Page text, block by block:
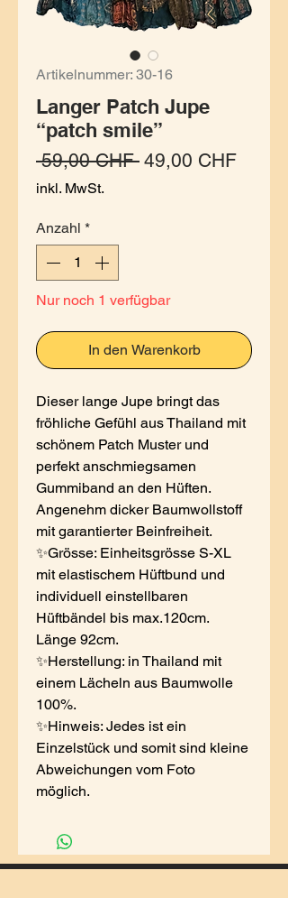
Artikelnummer: 30-16
Langer Patch Jupe
“patch smile”
59,00 CHF Standardpreis
49,00 CHFSale-
inkl. MwSt.
Anzahl *
Nur noch 1 verfügbar
In den Warenkorb
Dieser lange Jupe bringt das
fröhliche Gefühl aus Thailand mit
schönem Patch Muster und
perfekt anschmiegsamen
Gummiband an den Hüften.
Angenehm dicker Baumwollstoff
mit garantierter Beinfreiheit.
✨Grösse: Einheitsgrösse S-XL
mit elastischem Hüftbund und
individuell einstellbaren
Hüftbändel bis max.120cm.
Länge 92cm.
✨Herstellung: in Thailand mit
einem Lächeln aus Baumwolle
100%.
✨Hinweis: Jedes ist ein
Einzelstück und somit sind kleine
Abweichungen vom Foto
möglich.